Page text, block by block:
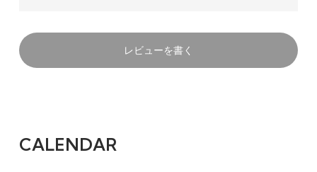
レビューを書く
CALENDAR